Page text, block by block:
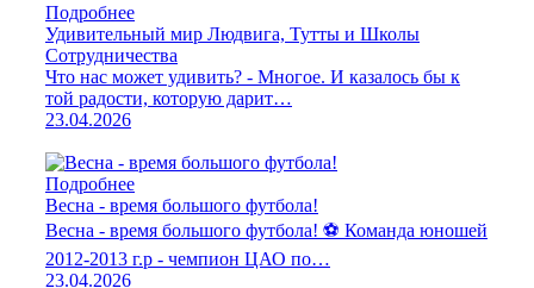
Подробнее
Удивительный мир Людвига, Тутты и Школы
Сотрудничества
Что нас может удивить? - Многое. И казалось бы к
той радости, которую дарит…
23.04.2026
Подробнее
Весна - время большого футбола!
Весна - время большого футбола! ⚽️ Команда юношей
2012-2013 г.р - чемпион ЦАО по…
23.04.2026